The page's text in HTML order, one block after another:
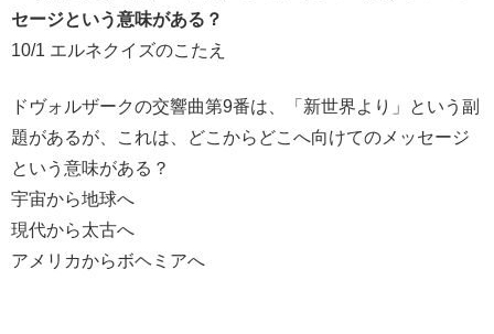
セージという意味がある？
10/1 エルネクイズのこたえ
ドヴォルザークの交響曲第9番は、「新世界より」という副
題があるが、これは、どこからどこへ向けてのメッセージ
という意味がある？
宇宙から地球へ
現代から太古へ
アメリカからボヘミアへ